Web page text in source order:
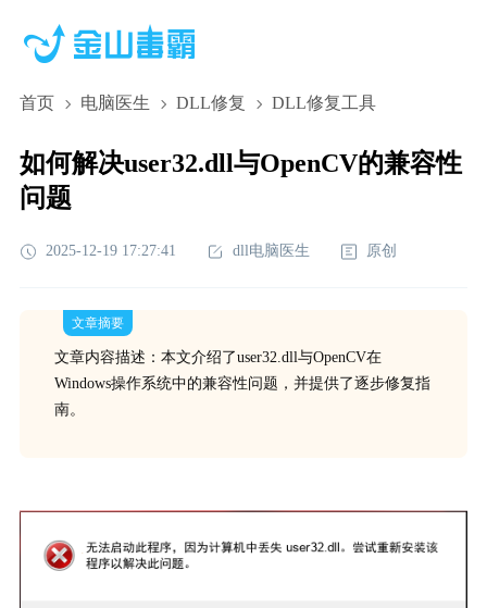
首页 电脑医生 DLL修复 DLL修复工具
如何解决user32.dll与OpenCV的兼容性
问题
2025-12-19 17:27:41 dll电脑医生 原创
文章摘要
文章内容描述：本文介绍了user32.dll与OpenCV在
Windows操作系统中的兼容性问题，并提供了逐步修复指
南。